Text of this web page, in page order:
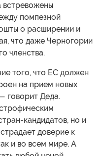
встревожены
помпезной
о расширении и
что даже Черногории
членства.
того, что ЕС должен
на прием новых
говорит Деда.
кандидатов, но и
доверие к
и во всем мире. А